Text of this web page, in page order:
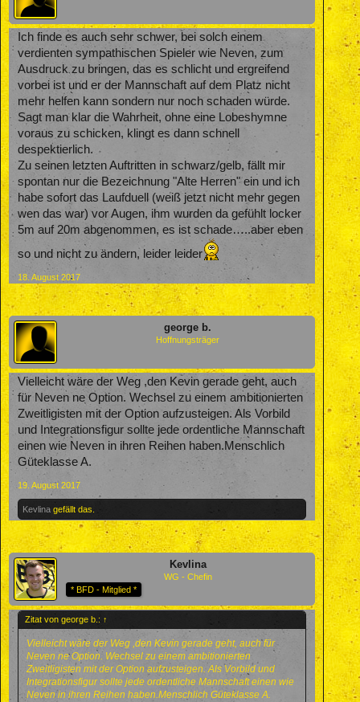
Ich finde es auch sehr schwer, bei solch einem
verdienten sympathischen Spieler wie Neven, zum
Ausdruck zu bringen, das es schlicht und ergreifend
vorbei ist und er der Mannschaft auf dem Platz nicht
mehr helfen kann sondern nur noch schaden würde.
Sagt man klar die Wahrheit, ohne eine Lobeshymne
voraus zu schicken, klingt es dann schnell
despektierlich.
Zu seinen letzten Auftritten in schwarz/gelb, fällt mir
spontan nur die Bezeichnung "Alte Herren" ein und ich
habe sofort das Laufduell (weiß jetzt nicht mehr gegen
wen das war) vor Augen, ihm wurden da gefühlt locker
5m auf 20m abgenommen, es ist schade…..aber eben
so und nicht zu ändern, leider leider
18. August 2017
george b.
Hoffnungsträger
Vielleicht wäre der Weg ,den Kevin gerade geht, auch
für Neven ne Option. Wechsel zu einem ambitionierten
Zweitligisten mit der Option aufzusteigen. Als Vorbild
und Integrationsfigur sollte jede ordentliche Mannschaft
einen wie Neven in ihren Reihen haben.Menschlich
Güteklasse A.
19. August 2017
Kevlina gefällt das.
Kevlina
WG - Chefin
* BFD - Mitglied *
Zitat von george b.: ↑
Vielleicht wäre der Weg ,den Kevin gerade geht, auch für
Neven ne Option. Wechsel zu einem ambitionierten
Zweitligisten mit der Option aufzusteigen. Als Vorbild und
Integrationsfigur sollte jede ordentliche Mannschaft einen wie
Neven in ihren Reihen haben.Menschlich Güteklasse A.